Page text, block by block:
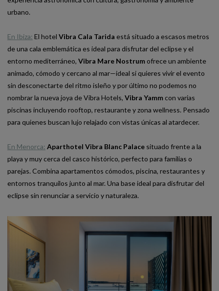
urbano.
En Ibiza: El hotel Vibra Cala Tarida está situado a escasos metros
de una cala emblemática es ideal para disfrutar del eclipse y el
entorno mediterráneo, Vibra Mare Nostrumofrece un ambiente
animado, cómodo y cercano al mar—ideal si quieres vivir el evento
sin desconectarte del ritmo isleño y por último no podemos no
nombrar la nueva joya de Vibra Hotels, Vibra Yammcon varias
piscinas incluyendo rooftop, restaurante y zona wellness. Pensado
para quienes buscan lujo relajado con vistas únicas al atardecer.
En Menorca: Aparthotel Vibra Blanc Palace situado frente a la
playa y muy cerca del casco histórico, perfecto para familias o
parejas. Combina apartamentos cómodos, piscina, restaurantes y
entornos tranquilos junto al mar. Una base ideal para disfrutar del
eclipse sin renunciar a servicio y naturaleza.